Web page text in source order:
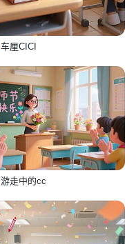
车厘CICI
游走中的cc